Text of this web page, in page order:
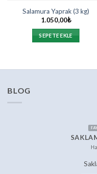
Salamura Yaprak (3 kg)
1.050,00₺
SEPETE EKLE
BLOG